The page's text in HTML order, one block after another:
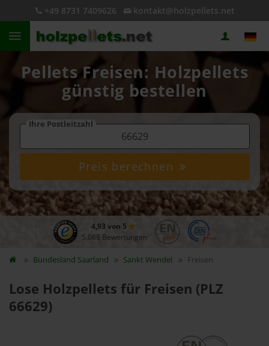
+49 8731 7409626 kontakt@holzpellets.net
Pellets Freisen: Holzpellets
günstig bestellen
Ihre Postleitzahl
Preis berechnen
4,93 von 5
5.088 Bewertungen
Bundesland Saarland Sankt Wendel Freisen
Lose Holzpellets für Freisen (PLZ
66629)